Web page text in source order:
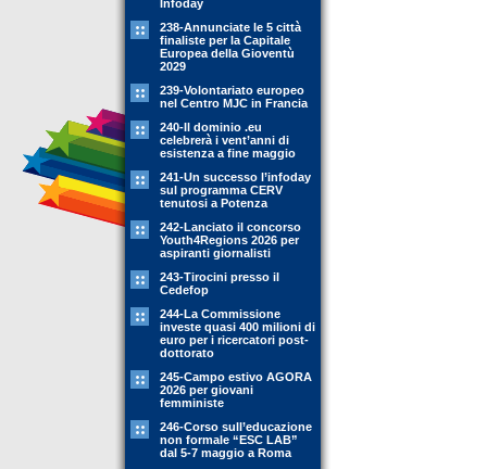
Infoday
238-Annunciate le 5 città
finaliste per la Capitale
Europea della Gioventù
2029
239-Volontariato europeo
nel Centro MJC in Francia
240-Il dominio .eu
celebrerà i vent’anni di
esistenza a fine maggio
241-Un successo l’infoday
sul programma CERV
tenutosi a Potenza
242-Lanciato il concorso
Youth4Regions 2026 per
aspiranti giornalisti
243-Tirocini presso il
Cedefop
244-La Commissione
investe quasi 400 milioni di
euro per i ricercatori post-
dottorato
245-Campo estivo AGORA
2026 per giovani
femministe
246-Corso sull’educazione
non formale “ESC LAB”
dal 5-7 maggio a Roma